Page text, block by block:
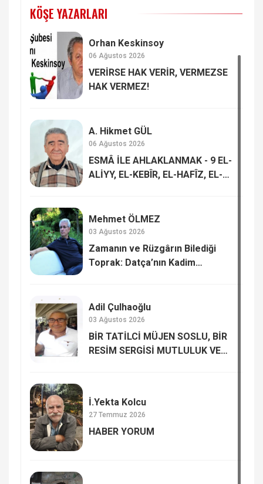
KÖŞE YAZARLARI
Orhan Keskinsoy
06 Ağustos 2026
VERİRSE HAK VERİR, VERMEZSE
HAK VERMEZ!
A. Hikmet GÜL
06 Ağustos 2026
ESMÂ İLE AHLAKLANMAK - 9 EL-
ALİYY, EL-KEBÎR, EL-HAFÎZ, EL-
Mehmet ÖLMEZ
03 Ağustos 2026
Zamanın ve Rüzgârın Bilediği
Toprak: Datça’nın Kadim
Adil Çulhaoğlu
03 Ağustos 2026
BİR TATİLCİ MÜJEN SOSLU, BİR
RESİM SERGİSİ MUTLULUK VE
İ.Yekta Kolcu
27 Temmuz 2026
HABER YORUM